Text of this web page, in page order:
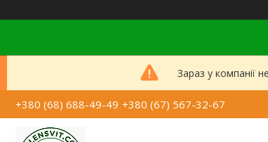
Зараз у компанії
+380 (68) 688-49-49 +380 (67) 567-32-67